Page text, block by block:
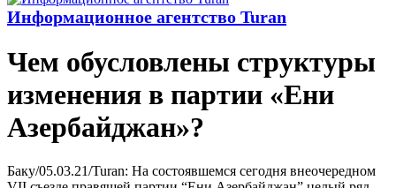
Информационное агентство Turan
Чем обусловлены структуры
изменения в партии «Ени
Азербайджан»?
Баку/05.03.21/Turan: На состоявшемся сегодня внеочередном